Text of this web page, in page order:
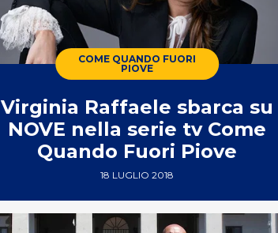
COME QUANDO FUORI
PIOVE
Virginia Raffaele sbarca su
NOVE nella serie tv Come
Quando Fuori Piove
18 LUGLIO 2018